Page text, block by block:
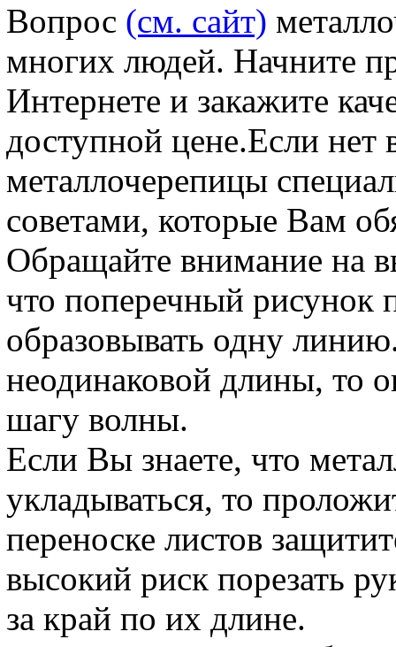
Вопрос (см. сайт)
многих людей. Начните
Интернете и закажите
доступной цене.Если
металлочерепицы
советами, которые Вам
Обращайте внимание на
что поперечный рисунок
образовывать одну
неодинаковой длины, то
шагу волны.
Если Вы знаете, что
укладываться, то
переноске листов
высокий риск порезать
за край по их длине.